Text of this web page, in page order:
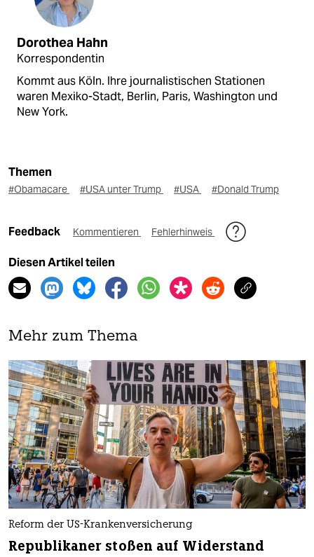
Dorothea Hahn
Korrespondentin
Kommt aus Köln. Ihre journalistischen Stationen
waren Mexiko-Stadt, Berlin, Paris, Washington und
New York.
Themen
#Obamacare #USA unter Trump #USA #Donald Trump
Feedback Kommentieren Fehlerhinweis
Diesen Artikel teilen
Mehr zum Thema
Reform der US-Krankenversicherung
Republikaner stoßen auf Widerstand